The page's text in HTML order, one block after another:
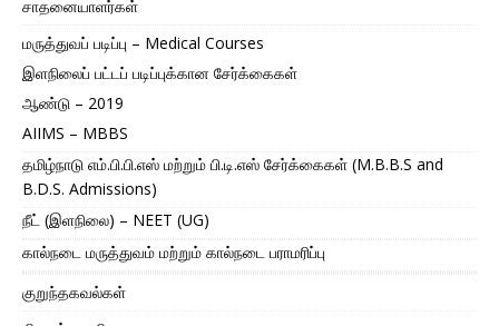
சாதனையாளர்கள்
மருத்துவப் படிப்பு – Medical Courses
இளநிலைப் பட்டப் படிப்புக்கான சேர்க்கைகள்
ஆண்டு – 2019
AIIMS – MBBS
தமிழ்நாடு எம்.பி.பி.எஸ் மற்றும் பி.டி.எஸ் சேர்க்கைகள் (M.B.B.S and
B.D.S. Admissions)
நீட் (இளநிலை) – NEET (UG)
கால்நடை மருத்துவம் மற்றும் கால்நடை பராமரிப்பு
குறுந்தகவல்கள்